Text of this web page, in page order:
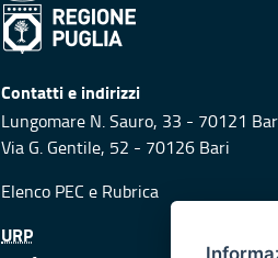
Contatti e indirizzi
Lungomare N. Sauro, 33 - 70121
Via G. Gentile, 52 - 70126 Bari
Elenco PEC e Rubrica
URP